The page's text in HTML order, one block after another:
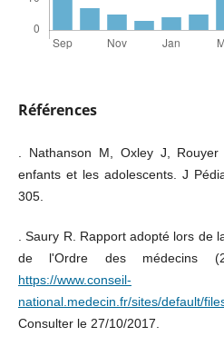
Références
. Nathanson M, Oxley J,
enfants et les adolescents. J
305.
. Saury R. Rapport adopté lors de
de l'Ordre des médecins
https://www.conseil-
national.medecin.fr/sites/default/
Consulter le 27/10/2017.